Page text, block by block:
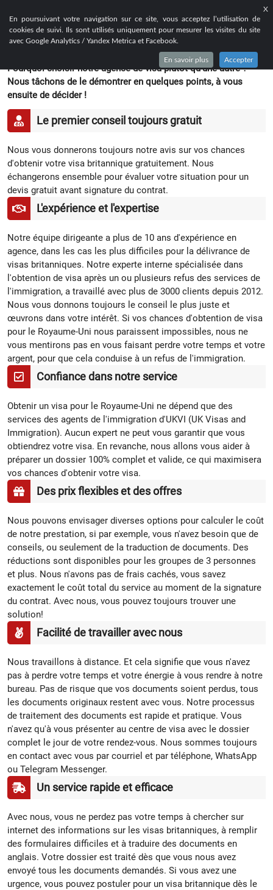
X
En poursuivant votre navigation sur ce site, vous acceptez l’utilisation de
cookies de suivi. Ils sont utilisés uniquement pour mesurer les visites du site
avec Google Analytics / Yandex Metrica et Facebook.
En savoir plus Accepter
POURQUOI-NOUS CHOISIR ?
Pourquoi choisir notre agence de visa plutôt qu’une autre ?
Nous tâchons de le démontrer en quelques points, à vous
ensuite de décider !
Le premier conseil toujours gratuit
Nous vous donnerons toujours notre avis sur vos chances
d'obtenir votre visa britannique gratuitement. Nous
échangerons ensemble pour évaluer votre situation pour un
devis gratuit avant signature du contrat.
L'expérience et l'expertise
Notre équipe dirigeante a plus de 10 ans d'expérience en
agence, dans les cas les plus difficiles pour la délivrance de
visas britanniques. Notre experte interne spécialisée dans
l'obtention de visa après un ou plusieurs refus des services de
l'immigration, a travaillé avec plus de 3000 clients depuis 2012.
Nous vous donnons toujours le conseil le plus juste et
œuvrons dans votre intérêt. Si vos chances d'obtention de visa
pour le Royaume-Uni nous paraissent impossibles, nous ne
vous mentirons pas en vous faisant perdre votre temps et votre
argent, pour que cela conduise à un refus de l'immigration.
Confiance dans notre service
Obtenir un visa pour le Royaume-Uni ne dépend que des
services des agents de l'immigration d'UKVI (UK Visas and
Immigration). Aucun expert ne peut vous garantir que vous
obtiendrez votre visa. En revanche, nous allons vous aider à
préparer un dossier 100% complet et valide, ce qui maximisera
vos chances d'obtenir votre visa.
Des prix flexibles et des offres
Nous pouvons envisager diverses options pour calculer le coût
de notre prestation, si par exemple, vous n'avez besoin que de
conseils, ou seulement de la traduction de documents. Des
réductions sont disponibles pour les groupes de 3 personnes
et plus. Nous n'avons pas de frais cachés, vous savez
exactement le coût total du service au moment de la signature
du contrat. Avec nous, vous pouvez toujours trouver une
solution!
Facilité de travailler avec nous
Nous travaillons à distance. Et cela signifie que vous n'avez
pas à perdre votre temps et votre énergie à vous rendre à notre
bureau. Pas de risque que vos documents soient perdus, tous
les documents originaux restent avec vous. Notre processus
de traitement des documents est rapide et pratique. Vous
n'avez qu'à vous présenter au centre de visa avec le dossier
complet le jour de votre rendez-vous. Nous sommes toujours
en contact avec vous par courriel et par téléphone, WhatsApp
ou Telegram Messenger.
Un service rapide et efficace
Avec nous, vous ne perdez pas votre temps à chercher sur
internet des informations sur les visas britanniques, à remplir
des formulaires difficiles et à traduire des documents en
anglais. Votre dossier est traité dès que vous nous avez
envoyé tous les documents demandés. Si vous avez une
urgence, vous pouvez postuler pour un visa britannique dès le